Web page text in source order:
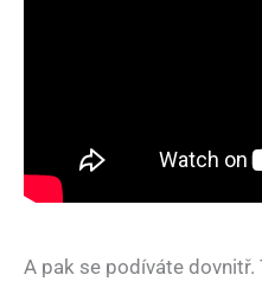
A pak se podíváte dovnitř.